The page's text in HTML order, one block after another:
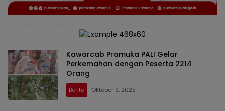
Kawarcab Pramuka PALI Gelar
Perkemahan dengan Peserta 2214
Orang
Berita Oktober 9, 2025